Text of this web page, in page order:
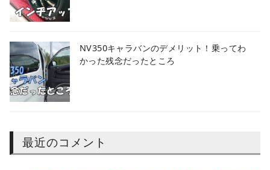
NV350キャラバンのデメリット！乗ってわ
かった残念だったところ
最近のコメント